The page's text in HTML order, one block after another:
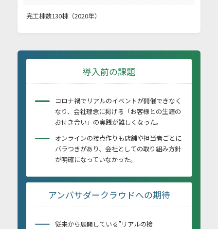
完工棟数130棟（2020年）
導入前の課題
コロナ禍でリアルのイベントが開催できなく
なり、会社理念に掲げる「お客様との生涯の
お付き合い」の実践が難しくなった。
オンラインの接点作りも店舗や担当者ごとに
バラつきがあり、会社としての取り組み方針
が明確になっていなかった。
アンバサダークラウドへの期待
従来から展開している”リアルの接